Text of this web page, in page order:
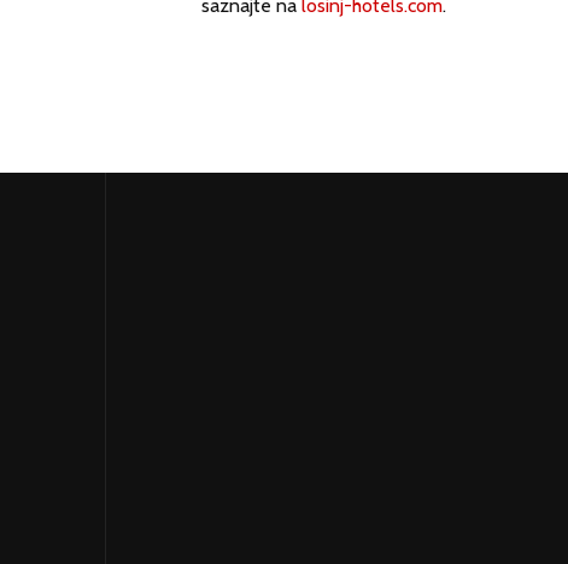
saznajte na losinj-hotels.com.